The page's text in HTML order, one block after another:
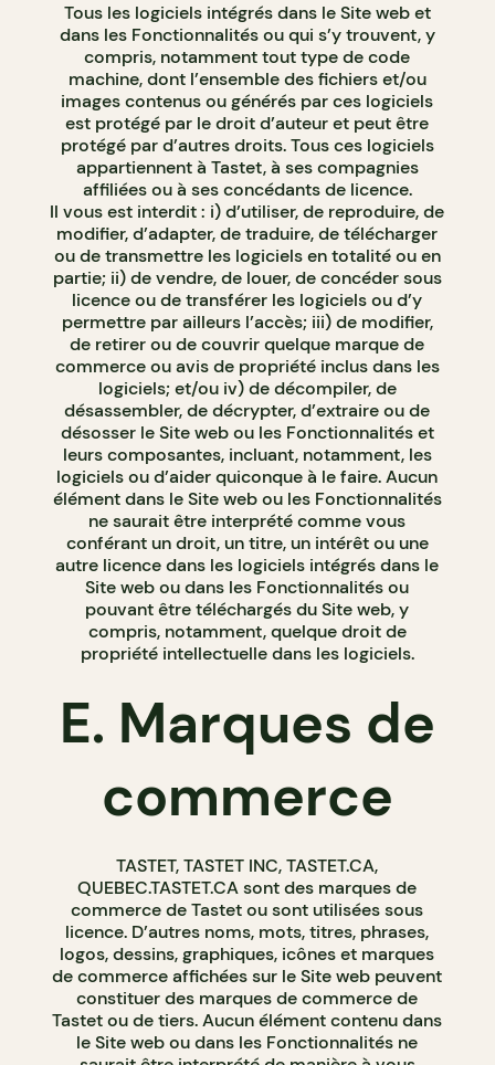
Tous les logiciels intégrés dans le Site web et
dans les Fonctionnalités ou qui s’y trouvent, y
compris, notamment tout type de code
machine, dont l’ensemble des fichiers et/ou
images contenus ou générés par ces logiciels
est protégé par le droit d’auteur et peut être
protégé par d’autres droits. Tous ces logiciels
appartiennent à Tastet, à ses compagnies
affiliées ou à ses concédants de licence.
Il vous est interdit : i) d’utiliser, de reproduire, de
modifier, d’adapter, de traduire, de télécharger
ou de transmettre les logiciels en totalité ou en
partie; ii) de vendre, de louer, de concéder sous
licence ou de transférer les logiciels ou d’y
permettre par ailleurs l’accès; iii) de modifier,
de retirer ou de couvrir quelque marque de
commerce ou avis de propriété inclus dans les
logiciels; et/ou iv) de décompiler, de
désassembler, de décrypter, d’extraire ou de
désosser le Site web ou les Fonctionnalités et
leurs composantes, incluant, notamment, les
logiciels ou d’aider quiconque à le faire. Aucun
élément dans le Site web ou les Fonctionnalités
ne saurait être interprété comme vous
conférant un droit, un titre, un intérêt ou une
autre licence dans les logiciels intégrés dans le
Site web ou dans les Fonctionnalités ou
pouvant être téléchargés du Site web, y
compris, notamment, quelque droit de
propriété intellectuelle dans les logiciels.
E. Marques de
commerce
TASTET, TASTET INC, TASTET.CA,
QUEBEC.TASTET.CA sont des marques de
commerce de Tastet ou sont utilisées sous
licence. D’autres noms, mots, titres, phrases,
logos, dessins, graphiques, icônes et marques
de commerce affichées sur le Site web peuvent
constituer des marques de commerce de
Tastet ou de tiers. Aucun élément contenu dans
le Site web ou dans les Fonctionnalités ne